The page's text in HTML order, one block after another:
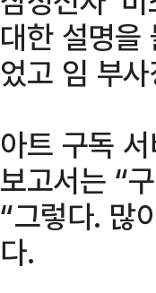
대한 설명을
었고 임 부
아트 구독
보고서는 “
“그렇다. 많
다.